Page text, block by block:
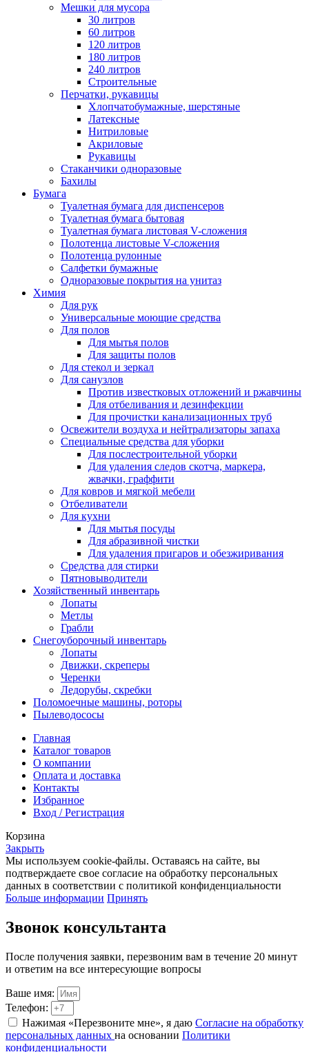
Мешки для мусора
30 литров
60 литров
120 литров
180 литров
240 литров
Строительные
Перчатки, рукавицы
Хлопчатобумажные, шерстяные
Латексные
Нитриловые
Акриловые
Рукавицы
Стаканчики одноразовые
Бахилы
Бумага
Туалетная бумага для диспенсеров
Туалетная бумага бытовая
Туалетная бумага листовая V-сложения
Полотенца листовые V-сложения
Полотенца рулонные
Салфетки бумажные
Одноразовые покрытия на унитаз
Химия
Для рук
Универсальные моющие средства
Для полов
Для мытья полов
Для защиты полов
Для стекол и зеркал
Для санузлов
Против известковых отложений и ржавчины
Для отбеливания и дезинфекции
Для прочистки канализационных труб
Освежители воздуха и нейтрализаторы запаха
Специальные средства для уборки
Для послестроительной уборки
Для удаления следов скотча, маркера,
жвачки, граффити
Для ковров и мягкой мебели
Отбеливатели
Для кухни
Для мытья посуды
Для абразивной чистки
Для удаления пригаров и обезжиривания
Средства для стирки
Пятновыводители
Хозяйственный инвентарь
Лопаты
Метлы
Грабли
Снегоуборочный инвентарь
Лопаты
Движки, скреперы
Черенки
Ледорубы, скребки
Поломоечные машины, роторы
Пылеводососы
Главная
Каталог товаров
О компании
Оплата и доставка
Контакты
Избранное
Вход / Регистрация
Корзина
Закрыть
Мы используем cookie-файлы. Оставаясь на сайте, вы
подтверждаете свое согласие на обработку персональных
данных в соответствии с политикой конфиденциальности
Больше информации Принять
Звонок консультанта
После получения заявки, перезвоним вам в течение 20 минут
и ответим на все интересующие вопросы
Ваше имя:
Телефон:
Нажимая «Перезвоните мне», я даю Согласие на обработку
персональных данных на основании Политики
конфиденциальности